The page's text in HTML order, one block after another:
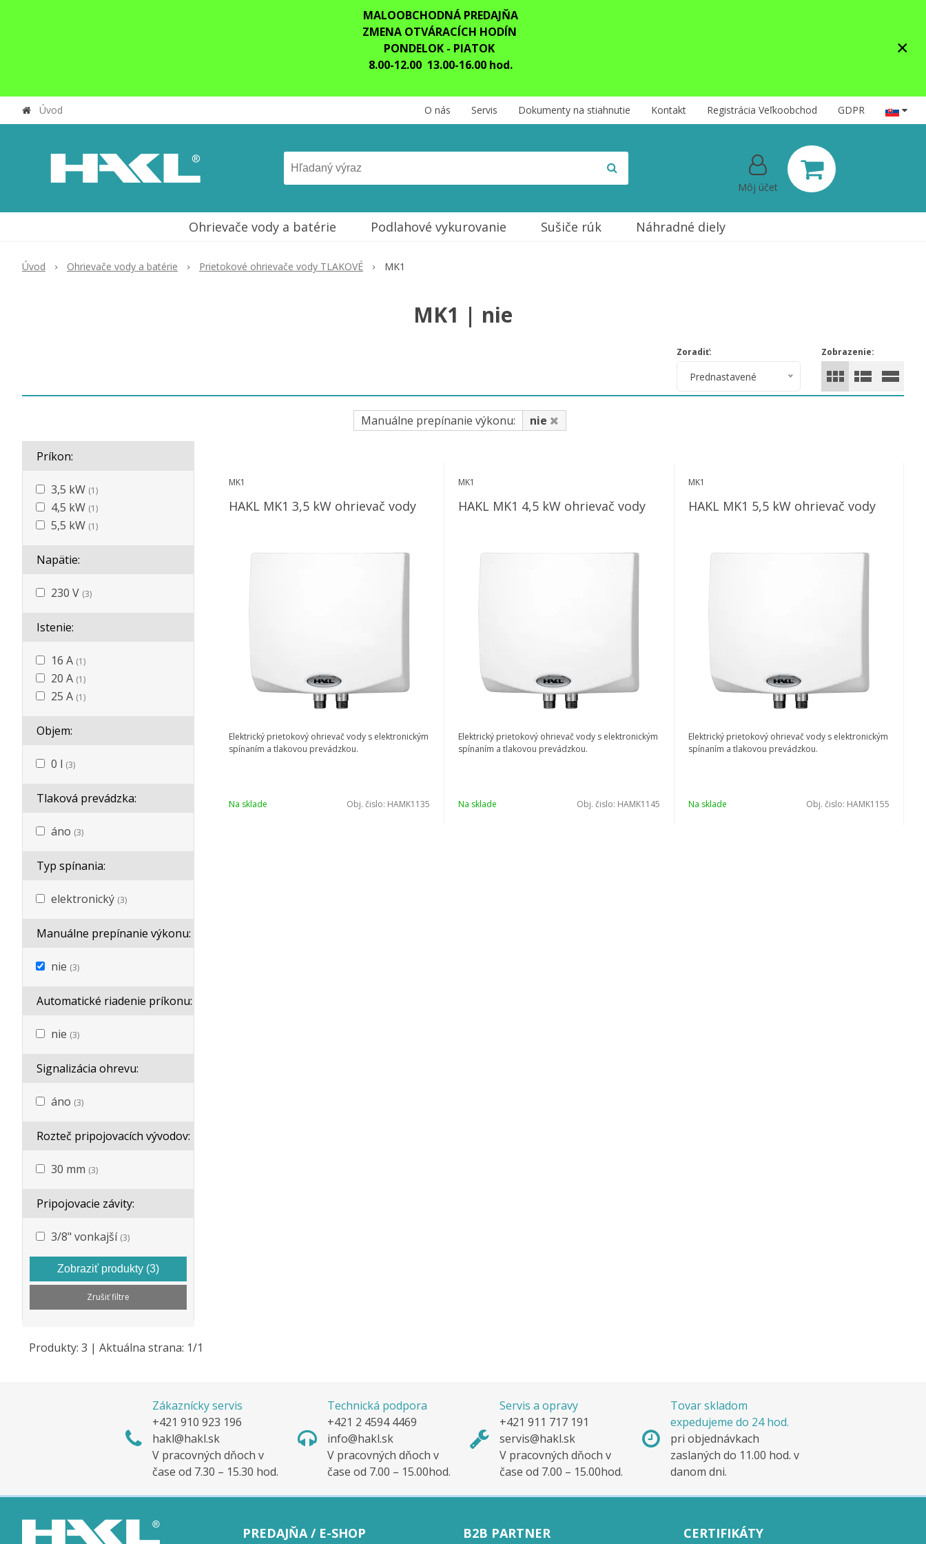
MALOOBCHODNÁ PREDAJŇA
ZMENA OTVÁRACÍCH HODÍN
PONDELOK - PIATOK
8.00-12.00 13.00-16.00 hod.
×
Úvod O nás Servis Dokumenty na stiahnutie Kontakt Registrácia Veľkoobchod GDPR
Môj účet
Ohrievače vody a batérie Podlahové vykurovanie Sušiče rúk Náhradné diely
Úvod Ohrievače vody a batérie Prietokové ohrievače vody TLAKOVÉ MK1
MK1 | nie
Zobrazenie:
Zoradiť:
Prednastavené
Manuálne prepínanie výkonu: nie
Príkon:
3,5 kW (1)
4,5 kW (1)
5,5 kW (1)
Napätie:
230 V (3)
Istenie:
16 A (1)
20 A (1)
25 A (1)
Objem:
0 l (3)
Tlaková prevádzka:
áno (3)
Typ spínania:
elektronický (3)
Manuálne prepínanie výkonu:
nie (3)
Automatické riadenie príkonu:
nie (3)
Signalizácia ohrevu:
áno (3)
Rozteč pripojovacích vývodov:
30 mm (3)
Pripojovacie závity:
3/8" vonkajší (3)
Zobraziť produkty (3)
Zrušiť filtre
MK1
HAKL MK1 3,5 kW ohrievač vody
Elektrický prietokový ohrievač vody s elektronickým
spínaním a tlakovou prevádzkou.
Na sklade Obj. čislo: HAMK1135
MK1
HAKL MK1 4,5 kW ohrievač vody
Elektrický prietokový ohrievač vody s elektronickým
spínaním a tlakovou prevádzkou.
Na sklade Obj. čislo: HAMK1145
MK1
HAKL MK1 5,5 kW ohrievač vody
Elektrický prietokový ohrievač vody s elektronickým
spínaním a tlakovou prevádzkou.
Na sklade Obj. čislo: HAMK1155
Produkty: 3 | Aktuálna strana: 1/1
Zákaznícky servis
+421 910 923 196
hakl@hakl.sk
V pracovných dňoch v
čase od 7.30 – 15.30 hod.
Technická podpora
+421 2 4594 4469
info@hakl.sk
V pracovných dňoch v
čase od 7.00 – 15.00hod.
Servis a opravy
+421 911 717 191
servis@hakl.sk
V pracovných dňoch v
čase od 7.00 – 15.00hod.
Tovar skladom
expedujeme do 24 hod.
pri objednávkach
zaslaných do 11.00 hod. v
danom dni.
PREDAJŇA / E-SHOP B2B PARTNER CERTIFIKÁTY